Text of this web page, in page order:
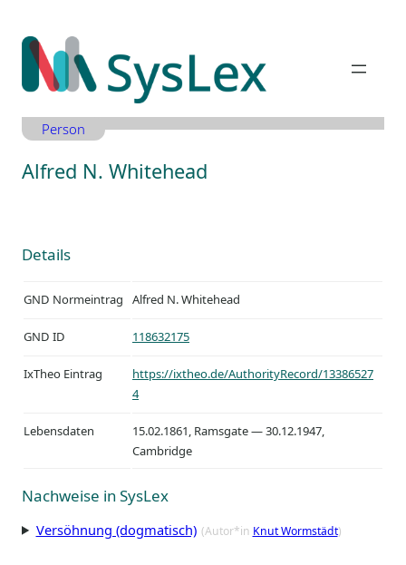
Inhalt
springen
Person
Alfred N. Whitehead
Details
GND Normeintrag Alfred N. Whitehead
GND ID 118632175
IxTheo Eintrag
https://ixtheo.de/AuthorityRecord/13386527
4
Lebensdaten
15.02.1861, Ramsgate — 30.12.1947,
Cambridge
Nachweise in SysLex
Versöhnung (dogmatisch) (Autor*in Knut Wormstädt)